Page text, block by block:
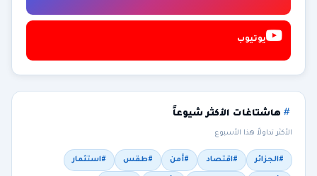
يوتيوب
هاشتاغات الأكثر شيوعاً
الأكثر تداولاً هذا الأسبوع
#الجزائر #اقتصاد #أمن #طقس #استثمار